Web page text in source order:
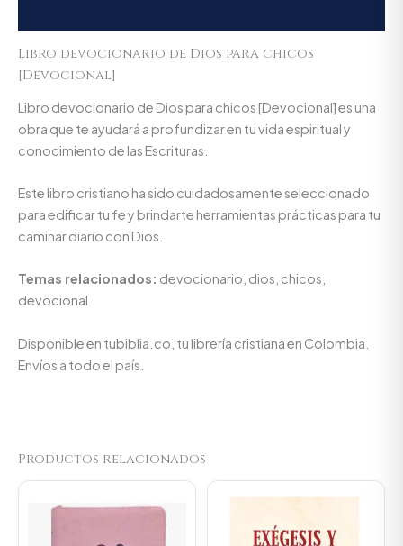
Libro devocionario de Dios para chicos
[Devocional]
Libro devocionario de Dios para chicos [Devocional] es una
obra que te ayudará a profundizar en tu vida espiritual y
conocimiento de las Escrituras.
Este libro cristiano ha sido cuidadosamente seleccionado
para edificar tu fe y brindarte herramientas prácticas para tu
caminar diario con Dios.
Temas relacionados: devocionario, dios, chicos,
devocional
Disponible en tubiblia.co, tu librería cristiana en Colombia.
Envíos a todo el país.
Productos relacionados
price
Current
is:
$64.800.
Current